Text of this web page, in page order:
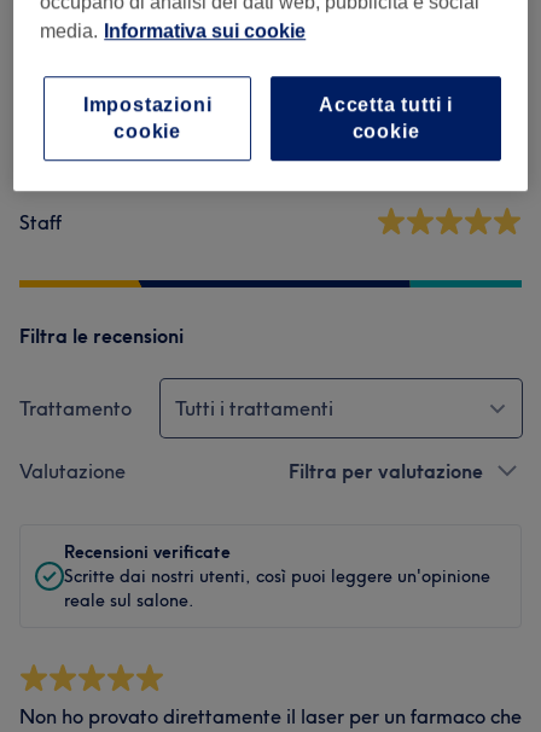
5,0
Ambiente
Pulizia
Staff
Filtra le recensioni
Trattamento Tutti i trattamenti
Valutazione Filtra per valutazione
Recensioni verificate
Scritte dai nostri utenti, così puoi leggere un'opinione
reale sul salone.
Non ho provato direttamente il laser per un farmaco che
media. Informativa sui cookie
Accetta tutti i
cookie
Impostazioni
cookie